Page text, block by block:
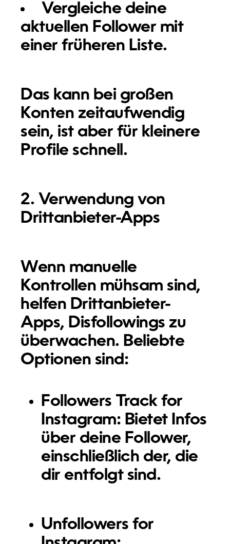
Vergleiche deine
aktuellen Follower mit
einer früheren Liste.
Das kann bei großen
Konten zeitaufwendig
sein, ist aber für kleinere
Profile schnell.
2. Verwendung von
Drittanbieter-Apps
Wenn manuelle
Kontrollen mühsam sind,
helfen Drittanbieter-
Apps, Disfollowings zu
überwachen. Beliebte
Optionen sind:
Followers Track for
Instagram: Bietet Infos
über deine Follower,
einschließlich der, die
dir entfolgt sind.
Unfollowers for